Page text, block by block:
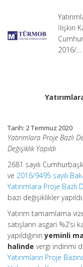
Süresi:
5
dakika
İlişkin
2016/…
Tarih: 2 Temmuz 2020
Yatırımlara Proje Bazlı
Değişiklik Yapıldı
2681 sayılı
ve 2016/9495 sayılı
Yatırımlara Proje Bazlı
bazı değişiklikler yapıldı.
Yatırım tamamlama
satışların asgari %2’si
yapıldığınınyeminli
halinde vergi indirimi
Yatırımların Proje